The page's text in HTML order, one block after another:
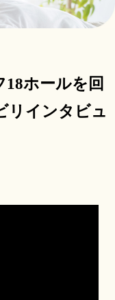
ホールを回
リインタビュ